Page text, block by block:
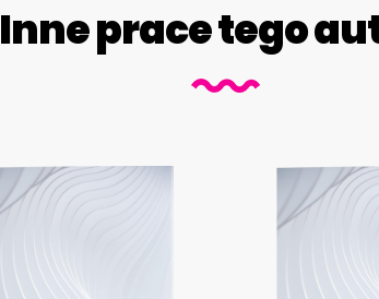
Inne prace tego